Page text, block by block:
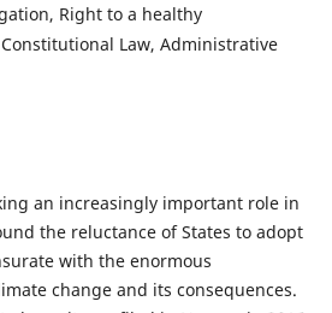
Right to a healthy
Law, Administrative
an increasingly important role in
the reluctance of States to adopt
with the enormous
change and its consequences.